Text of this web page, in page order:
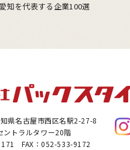
愛知を代表する企業100選
県名古屋市西区名駅2-27-8
ントラルタワー20階
FAX：052-533-9172